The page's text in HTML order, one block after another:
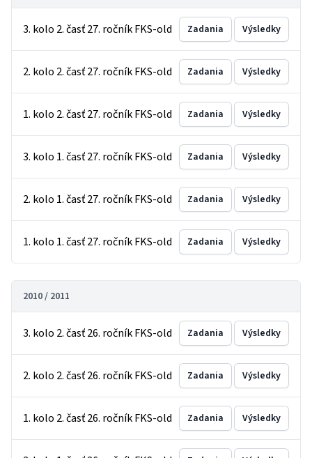
3. kolo 2. časť 27. ročník FKS-old Zadania Výsledky
2. kolo 2. časť 27. ročník FKS-old Zadania Výsledky
1. kolo 2. časť 27. ročník FKS-old Zadania Výsledky
3. kolo 1. časť 27. ročník FKS-old Zadania Výsledky
2. kolo 1. časť 27. ročník FKS-old Zadania Výsledky
1. kolo 1. časť 27. ročník FKS-old Zadania Výsledky
2010 / 2011
3. kolo 2. časť 26. ročník FKS-old Zadania Výsledky
2. kolo 2. časť 26. ročník FKS-old Zadania Výsledky
1. kolo 2. časť 26. ročník FKS-old Zadania Výsledky